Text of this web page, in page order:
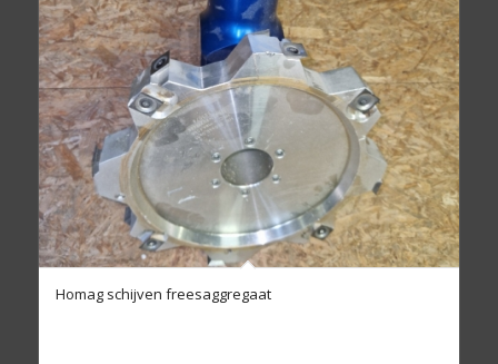
Homag schijven freesaggregaat